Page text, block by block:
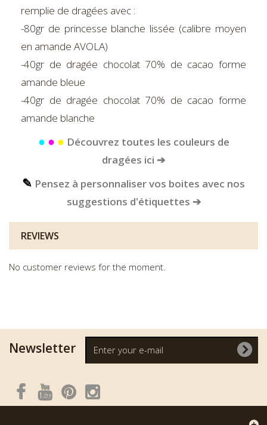
remplie de dragées avec :
-80gr de princesse blanche lissée (calibre moyen
en amande AVOLA)
-40gr de dragée chocolat 70% de cacao forme
amande bleue
-40gr de dragée chocolat 70% de cacao forme
amande blanche
● ● ● Découvrez toutes les couleurs de
dragées ici ➔
✎ Pensez à personnaliser vos boites avec nos
suggestions d'étiquettes ➔
REVIEWS
No customer reviews for the moment.
Newsletter